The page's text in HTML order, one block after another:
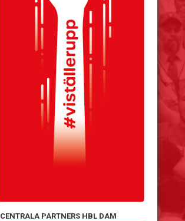
CENTRALA PARTNERS HBL DAM